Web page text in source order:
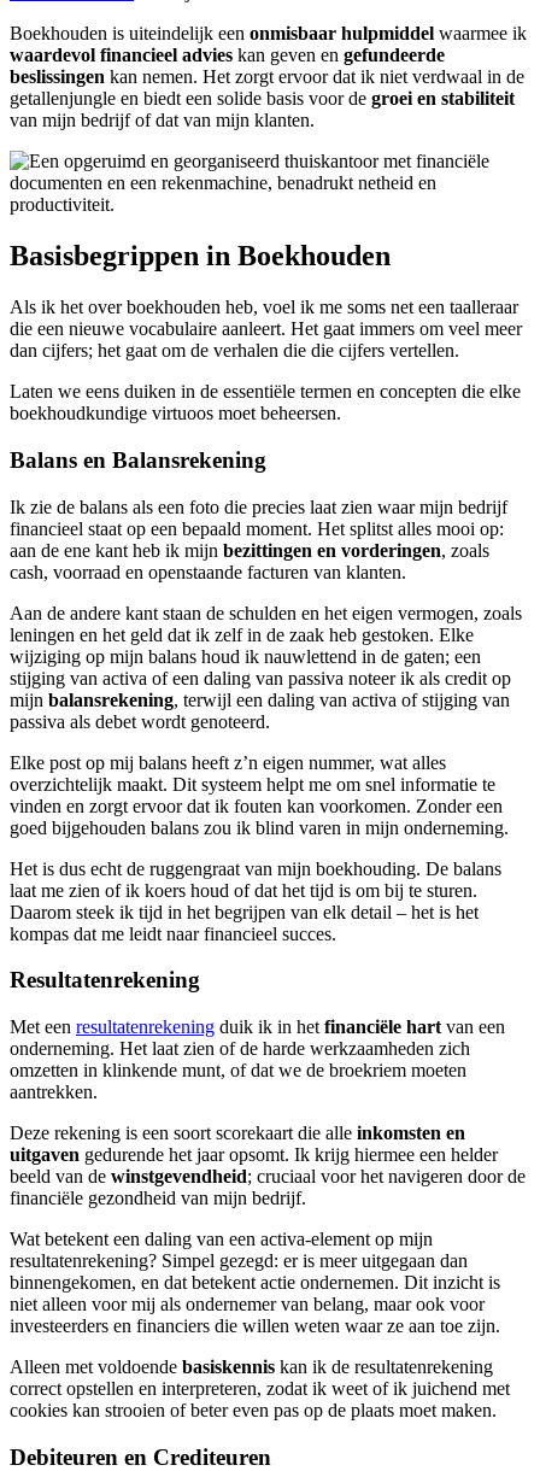
Boekhouden is uiteindelijk een onmisbaar hulpmiddel waarmee ik
waardevol financieel advies kan geven en gefundeerde
beslissingen kan nemen. Het zorgt ervoor dat ik niet verdwaal in de
getallenjungle en biedt een solide basis voor de groei en stabiliteit
van mijn bedrijf of dat van mijn klanten.
Basisbegrippen in Boekhouden
Als ik het over boekhouden heb, voel ik me soms net een taalleraar
die een nieuwe vocabulaire aanleert. Het gaat immers om veel meer
dan cijfers; het gaat om de verhalen die die cijfers vertellen.
Laten we eens duiken in de essentiële termen en concepten die elke
boekhoudkundige virtuoos moet beheersen.
Balans en Balansrekening
Ik zie de balans als een foto die precies laat zien waar mijn bedrijf
financieel staat op een bepaald moment. Het splitst alles mooi op:
aan de ene kant heb ik mijn bezittingen en vorderingen, zoals
cash, voorraad en openstaande facturen van klanten.
Aan de andere kant staan de schulden en het eigen vermogen, zoals
leningen en het geld dat ik zelf in de zaak heb gestoken. Elke
wijziging op mijn balans houd ik nauwlettend in de gaten; een
stijging van activa of een daling van passiva noteer ik als credit op
mijn balansrekening, terwijl een daling van activa of stijging van
passiva als debet wordt genoteerd.
Elke post op mij balans heeft z’n eigen nummer, wat alles
overzichtelijk maakt. Dit systeem helpt me om snel informatie te
vinden en zorgt ervoor dat ik fouten kan voorkomen. Zonder een
goed bijgehouden balans zou ik blind varen in mijn onderneming.
Het is dus echt de ruggengraat van mijn boekhouding. De balans
laat me zien of ik koers houd of dat het tijd is om bij te sturen.
Daarom steek ik tijd in het begrijpen van elk detail – het is het
kompas dat me leidt naar financieel succes.
Resultatenrekening
Met een resultatenrekening duik ik in het financiële hart van een
onderneming. Het laat zien of de harde werkzaamheden zich
omzetten in klinkende munt, of dat we de broekriem moeten
aantrekken.
Deze rekening is een soort scorekaart die alle inkomsten en
uitgaven gedurende het jaar opsomt. Ik krijg hiermee een helder
beeld van de winstgevendheid; cruciaal voor het navigeren door de
financiële gezondheid van mijn bedrijf.
Wat betekent een daling van een activa-element op mijn
resultatenrekening? Simpel gezegd: er is meer uitgegaan dan
binnengekomen, en dat betekent actie ondernemen. Dit inzicht is
niet alleen voor mij als ondernemer van belang, maar ook voor
investeerders en financiers die willen weten waar ze aan toe zijn.
Alleen met voldoende basiskennis kan ik de resultatenrekening
correct opstellen en interpreteren, zodat ik weet of ik juichend met
cookies kan strooien of beter even pas op de plaats moet maken.
Debiteuren en Crediteuren